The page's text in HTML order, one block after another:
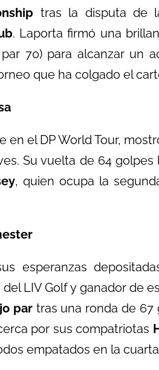
tras la disputa de
. Laporta firmó una
70) para alcanzar un
que ha colgado el
en el DP World Tour,
Su vuelta de 64
, quien ocupa la
esperanzas
LIV Golf y ganador de
partras una ronda de 67
por sus compatriotas
empatados en la